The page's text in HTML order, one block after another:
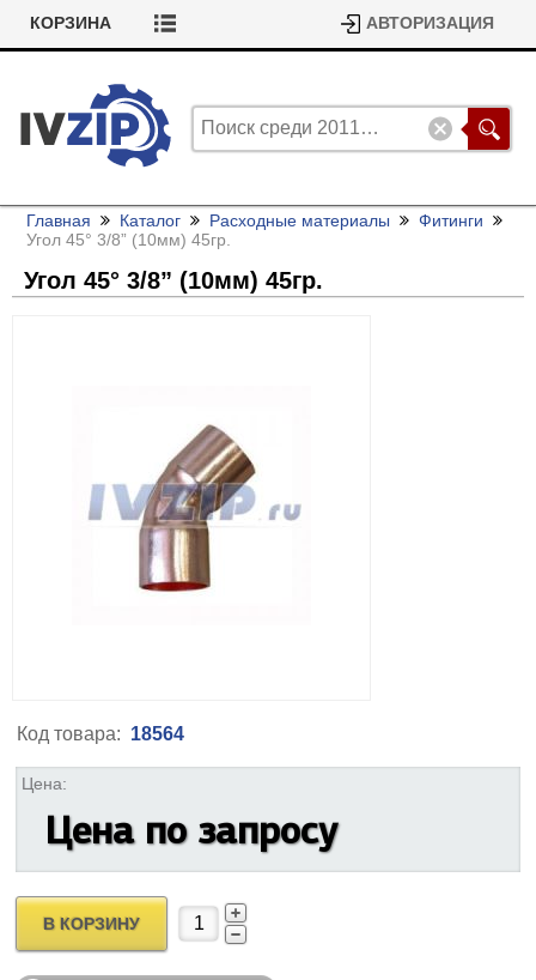
КОРЗИНА АВТОРИЗАЦИЯ
Главная Каталог Расходные материалы
Фитинги
Угол 45° 3/8” (10мм) 45гр.
Угол 45° 3/8” (10мм) 45гр.
Код товара: 18564
Цена:
Цена по запросу
В КОРЗИНУ